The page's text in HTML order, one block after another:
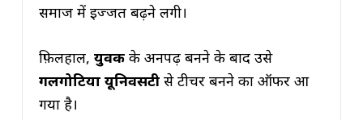
समाज में इज्जत बढ़ने लगी।
फ़िलहाल, युवकके अनपढ़ बनने के बाद उसे
गलगोटिया यूनिवर्सिटीसे टीचर बनने का ऑफर आ
गया है।